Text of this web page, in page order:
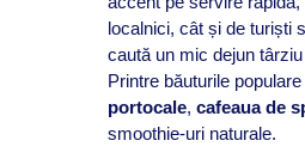
localnici, cât și de turiști
caută un mic dejun
Printre băuturile
portocale, cafeaua de
smoothie-uri naturale.